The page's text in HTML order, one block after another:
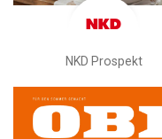
NKD Prospekt